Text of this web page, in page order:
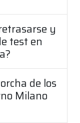
y
test en
de los
Milano